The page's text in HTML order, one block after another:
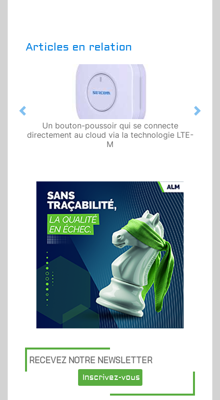
Articles en relation
Un bouton-poussoir qui se connecte
directement au cloud via la technologie LTE-
M
Previous Next
RECEVEZ NOTRE NEWSLETTER
Inscrivez-vous